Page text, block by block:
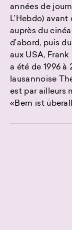
années de
L’Hebdo)
auprès du
d’abord, puis
aux USA,
a été de 1996
lausannoise
est par ailleurs
«Bern ist